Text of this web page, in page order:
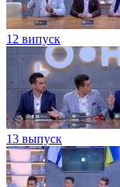
12 випуск
13 выпуск